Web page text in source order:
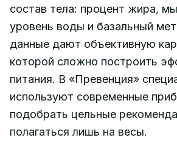
состав тела: процент жира,
уровень воды и базальный
данные дают объективную
которой сложно построить
питания. В «Превенция»
используют современные
подобрать цельные
полагаться лишь на весы.